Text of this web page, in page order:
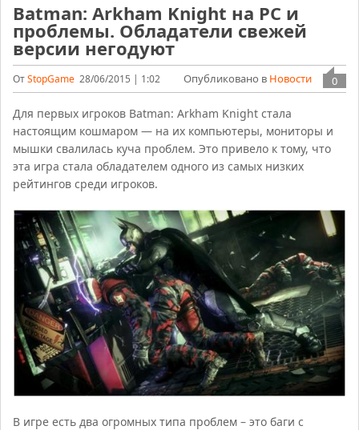
Batman: Arkham Knight на PC и
проблемы. Обладатели свежей
версии негодуют
ОтStopGame 28/06/2015 | 1:02 0
Опубликовано в Новости
Для первых игроков Batman: Arkham Knight стала
настоящим кошмаром — на их компьютеры, мониторы и
мышки свалилась куча проблем. Это привело к тому, что
эта игра стала обладателем одного из самых низких
рейтингов среди игроков.
В игре есть два огромных типа проблем – это баги с